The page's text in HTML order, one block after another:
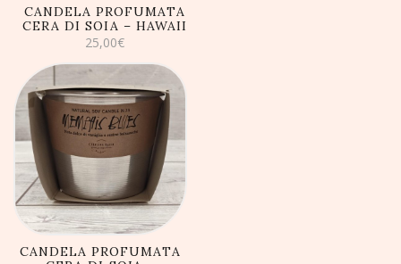
CANDELA PROFUMATA
CERA DI SOIA – HAWAII
25,00€
AGGIUNGI AL
CARRELLO
CANDELA PROFUMATA